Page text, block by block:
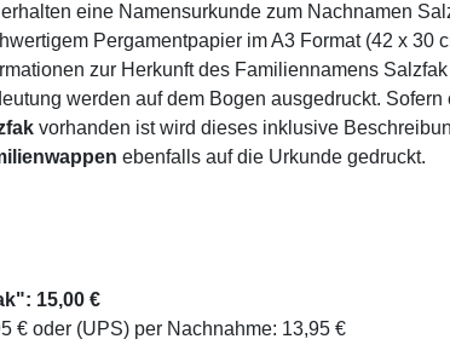
eine Namensurkunde zum Nachnamen
Pergamentpapier im A3 Format (42 x 30
zur Herkunft des Familiennamens
werden auf dem Bogen ausgedruckt.
vorhanden ist wird dieses inklusive
ebenfalls auf die Urkunde gedruckt.
15,00 €
€ oder (UPS) per Nachnahme: 13,95 €